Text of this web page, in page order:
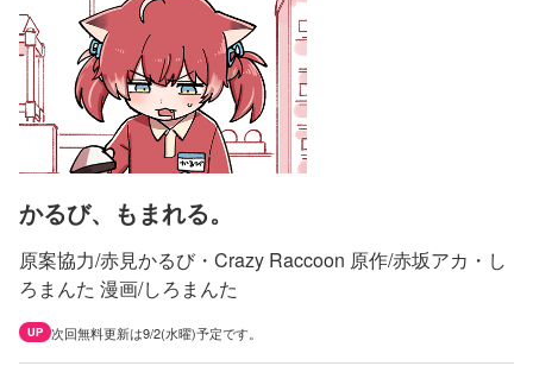
かるび、もまれる。
原案協力/赤見かるび・Crazy Raccoon 原作/赤坂アカ・し
ろまんた 漫画/しろまんた
UP 次回無料更新は9/2(水曜)予定です。